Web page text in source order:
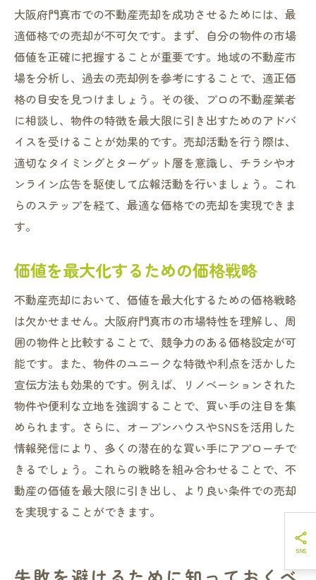
大阪府門真市での不動産売却を成功させるためには、最
適価格での売却が不可欠です。まず、自分の物件の市場
価値を正確に把握することが重要です。地域の不動産市
場を分析し、過去の売却例を参考にすることで、適正価
格の目安を見つけましょう。その後、プロの不動産業者
に相談し、物件の特徴を最大限に引き出すためのアドバ
イスを受けることが効果的です。売却活動を行う際は、
適切なタイミングとターゲット層を意識し、チラシやオ
ンライン広告を駆使して広報活動を行いましょう。これ
らのステップを経て、最適な価格での売却を実現できま
す。
価値を最大化するための価格戦略
不動産売却において、価値を最大化するための価格戦略
は欠かせません。大阪府門真市の市場特性を理解し、周
囲の物件と比較することで、競争力のある価格設定が可
能です。また、物件のユニークな特徴や利点を活かした
宣伝方法も効果的です。例えば、リノベーションされた
物件や便利な立地を強調することで、買い手の注目を集
められます。さらに、オープンハウスやSNSを活用した
情報発信により、多くの潜在的な買い手にアプローチで
きるでしょう。これらの戦略を組み合わせることで、不
動産の価値を最大限に引き出し、より良い条件での売却
を実現することができます。